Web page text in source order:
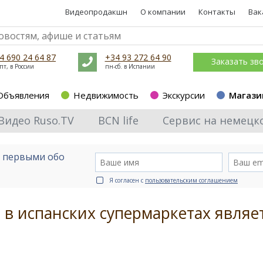
Видеопродакшн О компании Контакты
690 24 64 87
в России
+34 93 272 64 90
пн-сб. в Испании Заказать
Недвижимость Экскурсии
Ruso.TV BCN life Сервис на
первыми обо
Я согласен с пользовательским соглашением
испанских супермаркетах